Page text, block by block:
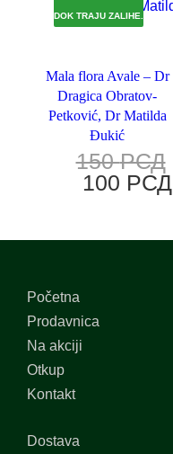
DOK TRAJU ZALIHE.
Mala flora Avale – Dr
Dragica Obratov-
Petković, Dr Matilda
Đukić
150РСД
100 РСД
Početna
Prodavnica
Na akciji
Otkup
Kontakt
Dostava